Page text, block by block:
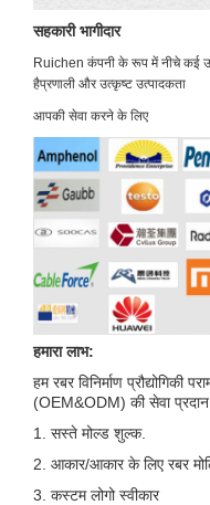
सहकारी भागीदार
Ruichen कंपनी के रूप में नीचे कई
हैप्रणाली और उत्कृष्ट उत्पादकता
आपकी सेवा करने के लिए
हमारा लाभ:
हम रबर विनिर्माण प्रौद्योगिकी
(OEM&ODM) की सेवा
1. सस्ते मोल्ड शुल्क.
2. आकार/आकार के लिए रबर
3. कस्टम लोगो स्वीकार